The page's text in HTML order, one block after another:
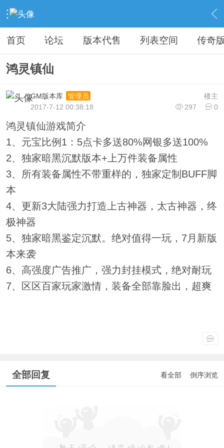
› 教程广告专区 › 广告专区 › 内容
首页 论坛 版本代售 列表空间 传奇
鸿灵镇仙
楼主
GM版本库
管理员
297
0
2017-7-12 00:38:18
鸿灵镇仙游戏简介
1、元宝比例1：5点卡多送80%网银多送100%
2、独家暗黑沉默版本+上万件装备属性
3、所有装备属性不带重样的，独家定制BUFF脚
本
4、更新3大陆强力打造上古神器，太古神器，终
极神器
5、独家暗黑鉴定沉默。绝对值得一玩，7月新版
本来袭
6、高强度广告推广，强力封挂模式，绝对耐玩
7、区区百家玩家激情，装备全部靠脸出，超爽
全部回复 看全部 倒序浏览